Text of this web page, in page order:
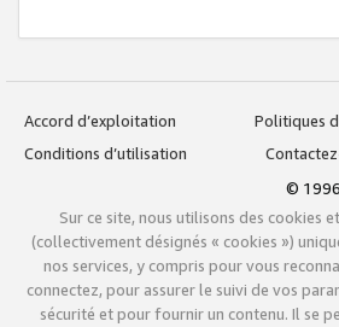
Accord d’exploitation
Politiques
Conditions d’utilisation
©
Sur ce site, nous utilisons des cookies
(collectivement désignés « cookies »)
nos services, y compris pour vous
connectez, pour assurer le suivi de vos
sécurité et pour fournir un contenu. Il se